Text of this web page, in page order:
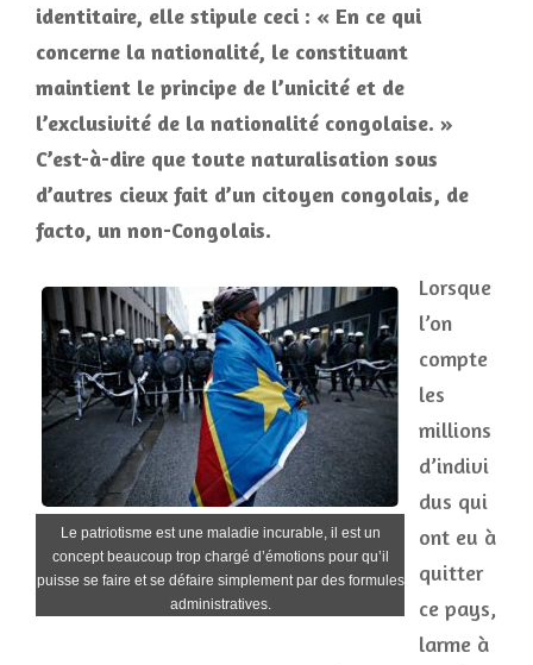
identitaire, elle stipule ceci : « En ce qui
concerne la nationalité, le constituant
maintient le principe de l’unicité et de
l’exclusivité de la nationalité congolaise. »
C’est-à-dire que toute naturalisation sous
d’autres cieux fait d’un citoyen congolais, de
facto, un non-Congolais.
Le patriotisme est une maladie incurable, il est un
concept beaucoup trop chargé d’émotions pour qu’il
puisse se faire et se défaire simplement par des formules
administratives.
Lorsque
l’on
compte
les
millions
d’indivi
dus qui
ont eu à
quitter
ce pays,
larme à